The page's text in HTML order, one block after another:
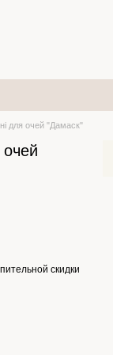
для очей "Дамаск"
очей
скидки